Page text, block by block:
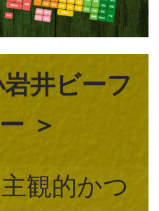
井ビーフ
＞
的かつ